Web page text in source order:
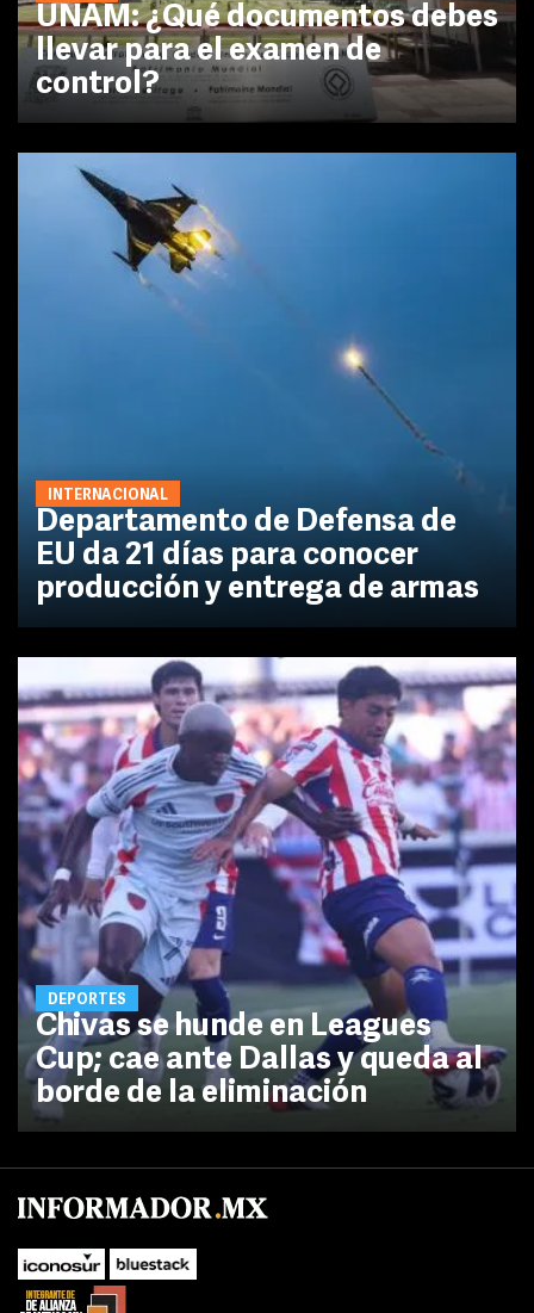
UNAM: ¿Qué documentos debes
llevar para el examen de
control?
INTERNACIONAL
Departamento de Defensa de
EU da 21 días para conocer
producción y entrega de armas
DEPORTES
Chivas se hunde en Leagues
Cup; cae ante Dallas y queda al
borde de la eliminación